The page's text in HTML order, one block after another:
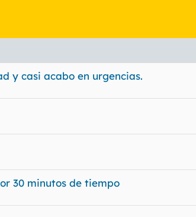
y casi acabo en urgencias.
30 minutos de tiempo